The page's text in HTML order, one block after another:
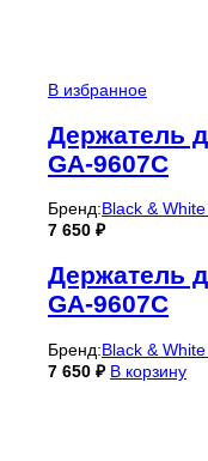
В избранное
Держатель
GA-9607C
Бренд:Black &
7 650 ₽
Держатель
GA-9607C
Бренд:Black &
7 650 ₽ В корзину